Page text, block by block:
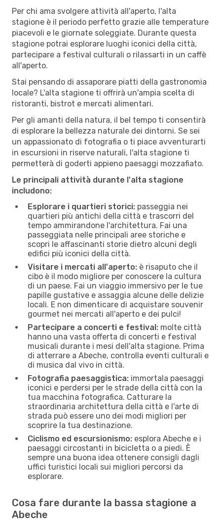
Per chi ama svolgere attività all'aperto, l'alta
stagione è il periodo perfetto grazie alle temperature
piacevoli e le giornate soleggiate. Durante questa
stagione potrai esplorare luoghi iconici della città,
partecipare a festival culturali o rilassarti in un caffè
all'aperto.
Stai pensando di assaporare piatti della gastronomia
locale? L'alta stagione ti offrirà un'ampia scelta di
ristoranti, bistrot e mercati alimentari.
Per gli amanti della natura, il bel tempo ti consentirà
di esplorare la bellezza naturale dei dintorni. Se sei
un appassionato di fotografia o ti piace avventurarti
in escursioni in riserve naturali, l'alta stagione ti
permetterà di goderti appieno paesaggi mozzafiato.
Le principali attività durante l'alta stagione
includono:
Esplorare i quartieri storici: passeggia nei
quartieri più antichi della città e trascorri del
tempo ammirandone l'architettura. Fai una
passeggiata nelle principali aree storiche e
scopri le affascinanti storie dietro alcuni degli
edifici più iconici della città.
Visitare i mercati all'aperto: è risaputo che il
cibo è il modo migliore per conoscere la cultura
di un paese. Fai un viaggio immersivo per le tue
papille gustative e assaggia alcune delle delizie
locali. E non dimenticare di acquistare souvenir
gourmet nei mercati all'aperto e dei pulci!
Partecipare a concerti e festival: molte città
hanno una vasta offerta di concerti e festival
musicali durante i mesi dell'alta stagione. Prima
di atterrare a Abeche, controlla eventi culturali e
di musica dal vivo in città.
Fotografia paesaggistica: immortala paesaggi
iconici e perdersi per le strade della città con la
tua macchina fotografica. Catturare la
straordinaria architettura della città e l'arte di
strada può essere uno dei modi migliori per
scoprire la tua destinazione.
Ciclismo ed escursionismo: esplora Abeche e i
paesaggi circostanti in bicicletta o a piedi. È
sempre una buona idea ottenere consigli dagli
uffici turistici locali sui migliori percorsi da
esplorare.
Cosa fare durante la bassa stagione a
Abeche